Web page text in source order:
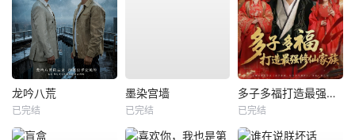
龙吟八荒
已完结
墨染宫墙
已完结
多子多福打造最强修仙家族
已完结